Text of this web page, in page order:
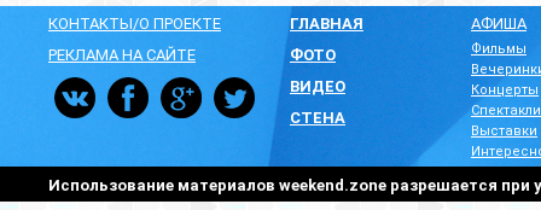
КОНТАКТЫ/О ПРОЕКТЕ
РЕКЛАМА НА САЙТЕ
ГЛАВНАЯ
ФОТО
ВИДЕО
СТЕНА
АФИША
Фильмы
Концерты
Спектакли
Выставки
Использование материалов weekend.zone разрешается